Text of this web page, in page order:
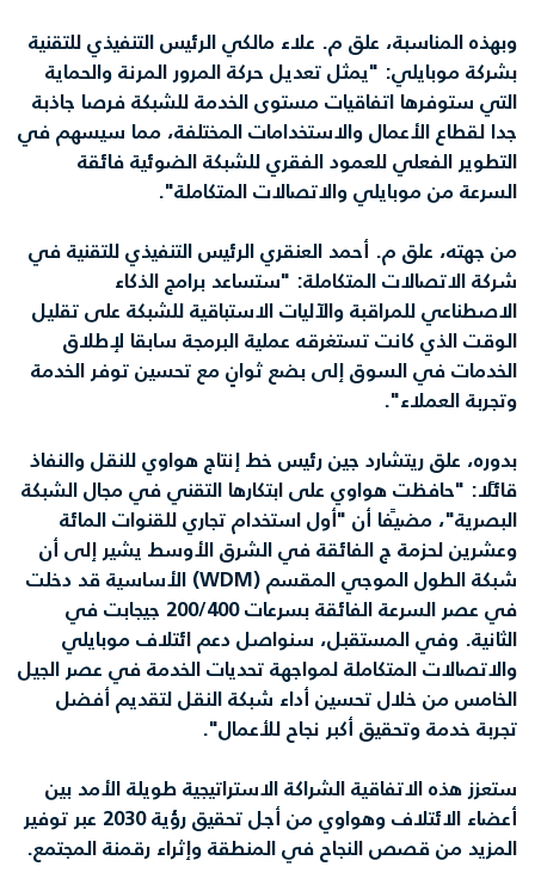
وبهذه المناسبة، علق م. علاء مالكي الرئيس التنفيذي للتقنية
بشركة موبايلي: "يمثل تعديل حركة المرور المرنة والحماية
التي ستوفرها اتفاقيات مستوى الخدمة للشبكة فرصا جاذبة
جدا لقطاع الأعمال والاستخدامات المختلفة، مما سيسهم في
التطوير الفعلي للعمود الفقري للشبكة الضوئية فائقة
السرعة من موبايلي والاتصالات المتكاملة".
من جهته، علق م. أحمد العنقري الرئيس التنفيذي للتقنية في
شركة الاتصالات المتكاملة: "ستساعد برامج الذكاء
الاصطناعي للمراقبة والآليات الاستباقية للشبكة على تقليل
الوقت الذي كانت تستغرقه عملية البرمجة سابقا لإطلاق
الخدمات في السوق إلى بضع ثوانٍ مع تحسين توفر الخدمة
وتجربة العملاء".
بدوره، علق ريتشارد جين رئيس خط إنتاج هواوي للنقل والنفاذ
قائلاً: "حافظت هواوي على ابتكارها التقني في مجال الشبكة
البصرية"، مضيفًا أن "أول استخدام تجاري للقنوات المائة
وعشرين لحزمة ج الفائقة في الشرق الأوسط يشير إلى أن
شبكة الطول الموجي المقسم (WDM) الأساسية قد دخلت
في عصر السرعة الفائقة بسرعات 200/400 جيجابت في
الثانية. وفي المستقبل، سنواصل دعم ائتلاف موبايلي
والاتصالات المتكاملة لمواجهة تحديات الخدمة في عصر الجيل
الخامس من خلال تحسين أداء شبكة النقل لتقديم أفضل
تجربة خدمة وتحقيق أكبر نجاح للأعمال".
ستعزز هذه الاتفاقية الشراكة الاستراتيجية طويلة الأمد بين
أعضاء الائتلاف وهواوي من أجل تحقيق رؤية 2030 عبر توفير
المزيد من قصص النجاح في المنطقة وإثراء رقمنة المجتمع.